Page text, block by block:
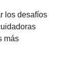
los desafíos
más